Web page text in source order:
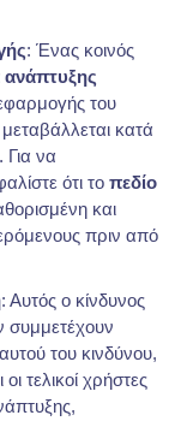
: Ένας κοινός
ανάπτυξης
του
κατά
Για να
ότι το πεδίο
και
πριν από
: Αυτός ο κίνδυνος
συμμετέχουν
του κινδύνου,
τελικοί χρήστες